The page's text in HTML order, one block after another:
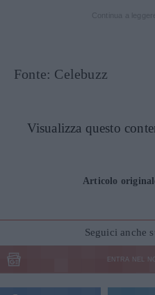
Fonte: Celebuzz
Visualizza questo
Articolo
Seguici anche
ENTRA NEL